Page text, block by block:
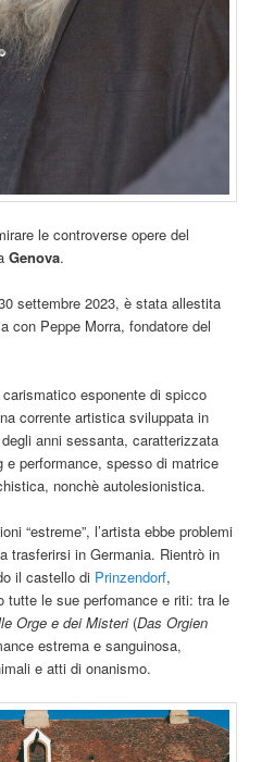
le controverse opere del
Genova.
settembre 2023, è stata allestita
con Peppe Morra, fondatore del
esponente di spicco
corrente artistica sviluppata in
anni sessanta, caratterizzata
e performance, spesso di matrice
nonchè autolesionistica.
“estreme”, l’artista ebbe problemi
trasferirsi in Germania. Rientrò in
il castello di Prinzendorf,
tutte le sue perfomance e riti: tra le
Orge e dei Misteri(Das Orgien
estrema e sanguinosa,
e atti di onanismo.